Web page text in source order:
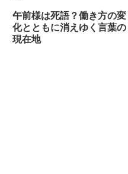
午前様は死語？働き方の変
化とともに消えゆく言葉の
現在地